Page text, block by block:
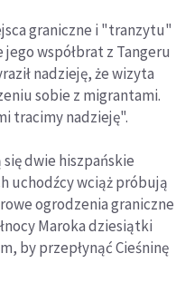
graniczne i "tranzytu"
współbrat z Tangeru
nadzieję, że wizyta
sobie z migrantami.
tracimy nadzieję".
dwie hiszpańskie
uchodźcy wciąż próbują
ogrodzenia graniczne
Maroka dziesiątki
by przepłynąć Cieśninę